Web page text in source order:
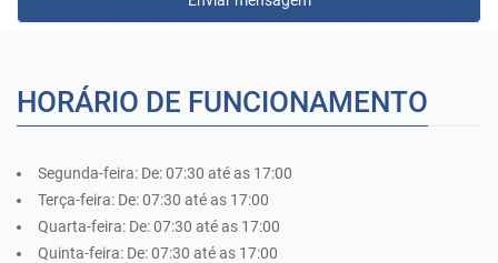
HORÁRIO DE FUNCIONAMENTO
Segunda-feira: De: 07:30 até as 17:00
Terça-feira: De: 07:30 até as 17:00
Quarta-feira: De: 07:30 até as 17:00
Quinta-feira: De: 07:30 até as 17:00